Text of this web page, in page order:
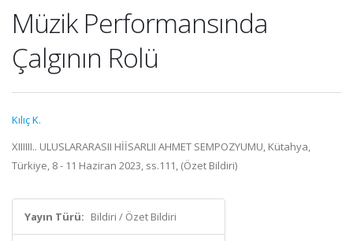
Müzik Performansında
Çalgının Rolü
Kılıç K.
XIIIIII.. ULUSLARARASII HİİSARLII AHMET SEMPOZYUMU, Kütahya,
Türkiye, 8 - 11 Haziran 2023, ss.111, (Özet Bildiri)
Yayın Türü: Bildiri / Özet Bildiri